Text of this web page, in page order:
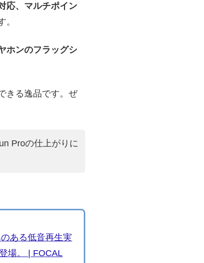
応、マルチポイン
。
ホンのフラッグシ
きる逸品です。ぜ
Proの仕上がりに
ある低音再生実
場。 | FOCAL